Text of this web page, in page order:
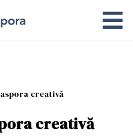
creativă
creativă